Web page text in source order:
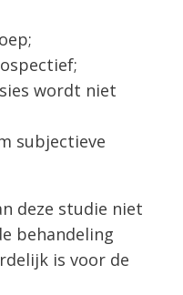
wordt niet
subjectieve
deze studie niet
behandeling
is voor de